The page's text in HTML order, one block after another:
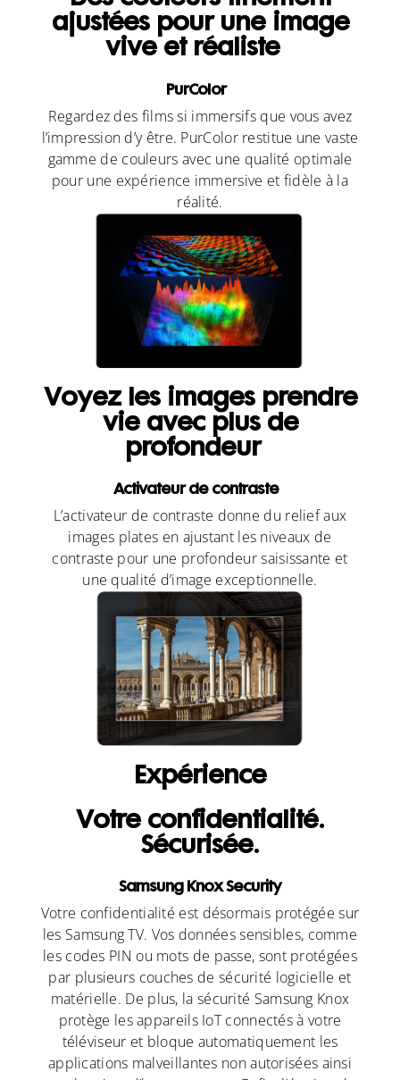
ajustées pour une image
vive et réaliste
PurColor
Regardez des films si immersifs que vous avez
l’impression d’y être. PurColor restitue une vaste
gamme de couleurs avec une qualité optimale
pour une expérience immersive et fidèle à la
réalité.
Voyez les images prendre
vie avec plus de
profondeur
Activateur de contraste
L’activateur de contraste donne du relief aux
images plates en ajustant les niveaux de
contraste pour une profondeur saisissante et
une qualité d’image exceptionnelle.
Expérience
Votre confidentialité.
Sécurisée.
Samsung Knox Security
Votre confidentialité est désormais protégée sur
les Samsung TV. Vos données sensibles, comme
les codes PIN ou mots de passe, sont protégées
par plusieurs couches de sécurité logicielle et
matérielle. De plus, la sécurité Samsung Knox
protège les appareils IoT connectés à votre
téléviseur et bloque automatiquement les
applications malveillantes non autorisées ainsi